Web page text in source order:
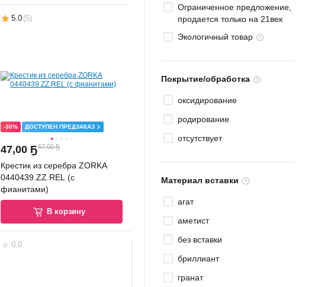
5.0 (5)
-30% ДОСТУПЕН ПРЕДЗАКАЗ
47,00 Ҕ67,00 Ҕ
Крестик из серебра ZORKA
0440439.ZZ.REL (с
фианитами)
В корзину
0.0
Ограниченное предложение,
продается только на 21век
Экологичный товар
Покрытие/обработка
оксидирование
родирование
отсутствует
Материал вставки
агат
аметист
без вставки
бриллиант
гранат